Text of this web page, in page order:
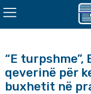
“E turpshme”,
qeverinë për
buxhetit në